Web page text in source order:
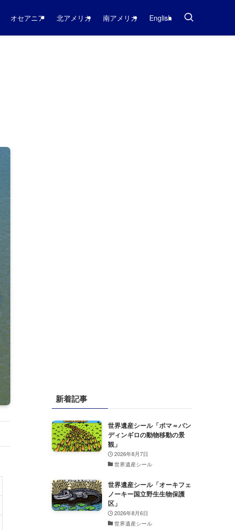
オセアニア 北アメリカ 南アメリカ English
新着記事
世界遺産シール「ボマ＝バン
ディンギロの動物移動の景
観」
2026年8月7日
世界遺産シール
世界遺産シール「オーキフェ
ノーキー国立野生生物保護
区」
2026年8月6日
世界遺産シール